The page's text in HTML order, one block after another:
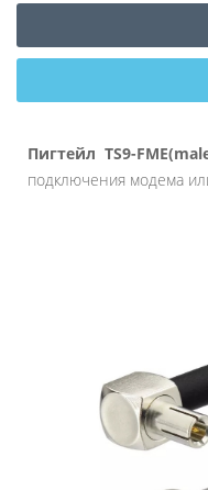
Пигтейл TS9-
подключения модема